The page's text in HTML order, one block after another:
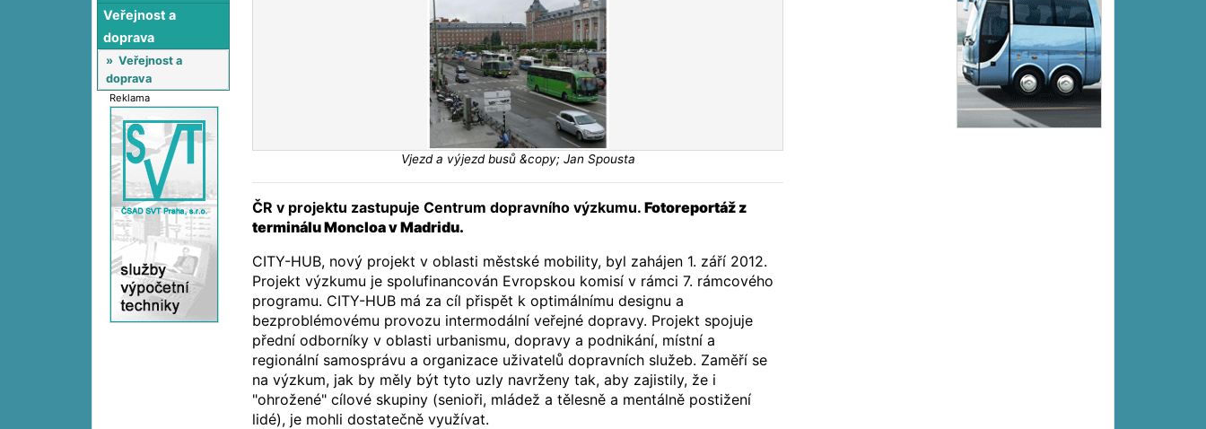
Veřejnost a
doprava
» Veřejnost a
doprava
Reklama
Vjezd a výjezd busů &copy; Jan Spousta
ČR v projektu zastupuje Centrum dopravního výzkumu.Fotoreportáž z
terminálu Moncloa v Madridu.
CITY-HUB, nový projekt v oblasti městské mobility, byl zahájen 1. září 2012.
Projekt výzkumu je spolufinancován Evropskou komisí v rámci 7. rámcového
programu. CITY-HUB má za cíl přispět k optimálnímu designu a
bezproblémovému provozu intermodální veřejné dopravy. Projekt spojuje
přední odborníky v oblasti urbanismu, dopravy a podnikání, místní a
regionální samosprávu a organizace uživatelů dopravních služeb. Zaměří se
na výzkum, jak by měly být tyto uzly navrženy tak, aby zajistily, že i
"ohrožené" cílové skupiny (senioři, mládež a tělesně a mentálně postižení
lidé), je mohli dostatečně využívat.